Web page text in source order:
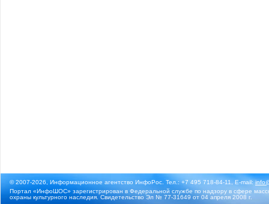
© 2007-2026, Информационное агентство ИнфоРос. Тел.: +7 495 718-84-11, E-mail:
Портал «ИнфоШОС» зарегистрирован в Федеральной службе по надзору в сфере
охраны культурного наследия. Свидетельство Эл № 77-31649 от 04 апреля 2008 г.